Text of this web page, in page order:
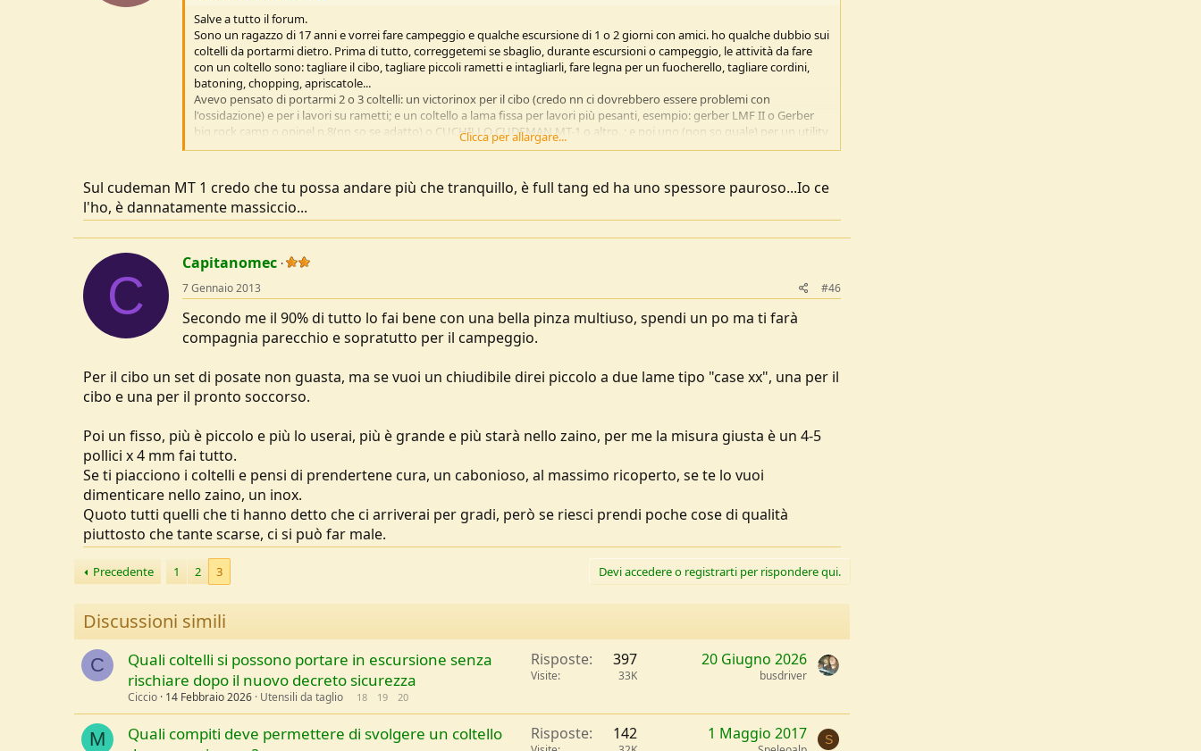
Salve a tutto il forum.
Sono un ragazzo di 17 anni e vorrei fare campeggio e qualche escursione di 1 o 2 giorni con amici. ho qualche dubbio sui
coltelli da portarmi dietro. Prima di tutto, correggetemi se sbaglio, durante escursioni o campeggio, le attività da fare
con un coltello sono: tagliare il cibo, tagliare piccoli rametti e intagliarli, fare legna per un fuocherello, tagliare cordini,
batoning, chopping, apriscatole...
Avevo pensato di portarmi 2 o 3 coltelli: un victorinox per il cibo (credo nn ci dovrebbero essere problemi con
l'ossidazione) e per i lavori su rametti; e un coltello a lama fissa per lavori più pesanti, esempio: gerber LMF II o Gerber
big rock camp o opinel n.8(nn so se adatto) o CUCHILLO CUDEMAN MT-1 o altro..; e poi uno (non so quale) per un utility
kit.
essendo al carbonio possono ossidarsi (almeno credo
). Ultima cosa per quali lavori può essere usato il mora??
Aspetto i vostri consigli.
Scusatemi se avrò detto qualche fesseria, sono un novellino.
P.S. il mio budget nn è elevato
Clicca per allargare...
Sul cudeman MT 1 credo che tu possa andare più che tranquillo, è full tang ed ha uno spessore pauroso...Io ce
l'ho, è dannatamente massiccio...
C
Capitanomec
7 Gennaio 2013 #46
Secondo me il 90% di tutto lo fai bene con una bella pinza multiuso, spendi un po ma ti farà
compagnia parecchio e sopratutto per il campeggio.
Per il cibo un set di posate non guasta, ma se vuoi un chiudibile direi piccolo a due lame tipo "case xx", una per il
cibo e una per il pronto soccorso.
Poi un fisso, più è piccolo e più lo userai, più è grande e più starà nello zaino, per me la misura giusta è un 4-5
pollici x 4 mm fai tutto.
Se ti piacciono i coltelli e pensi di prendertene cura, un cabonioso, al massimo ricoperto, se te lo vuoi
dimenticare nello zaino, un inox.
Quoto tutti quelli che ti hanno detto che ci arriverai per gradi, però se riesci prendi poche cose di qualità
piuttosto che tante scarse, ci si può far male.
Precedente 1 2 3 Devi accedere o registrarti per rispondere qui.
Discussioni simili
C
Quali coltelli si possono portare in escursione senza
rischiare dopo il nuovo decreto sicurezza
Ciccio 14 Febbraio 2026 Utensili da taglio 18 19 20
Risposte 397
Visite 33K
20 Giugno 2026
busdriver
M
Quali compiti deve permettere di svolgere un coltello
Risposte 142 1 Maggio 2017 S